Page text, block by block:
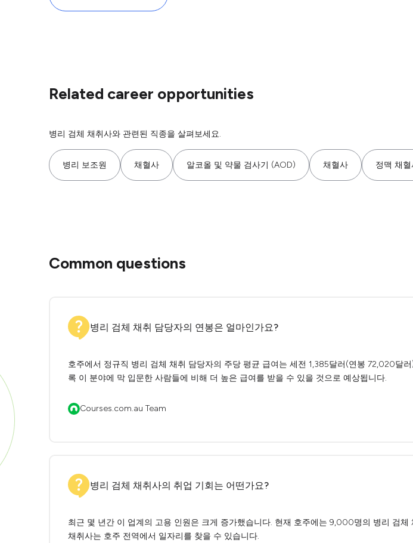
Related career opportunities
병리 검체 채취사와 관련된 직종을 살펴보세요.
병리 보조원 채혈사 알코올 및 약물 검사기 (AOD) 채혈사 정맥 채혈
Common questions
병리 검체 채취 담당자의 연봉은 얼마인가요?
호주에서 정규직 병리 검체 채취 담당자의 주당 평균 급여는 세전 1,385달러(연봉 72,020달
록 이 분야에 막 입문한 사람들에 비해 더 높은 급여를 받을 수 있을 것으로 예상됩니다.
Courses.com.au Team
병리 검체 채취사의 취업 기회는 어떤가요?
최근 몇 년간 이 업계의 고용 인원은 크게 증가했습니다. 현재 호주에는 9,000명의 병리 검
채취사는 호주 전역에서 일자리를 찾을 수 있습니다.